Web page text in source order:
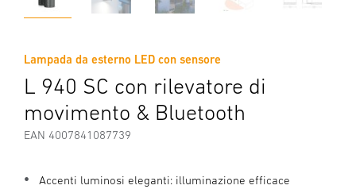
Lampada da esterno LED con sensore
L 940 SC con rilevatore di
movimento & Bluetooth
EAN 4007841087739
Accenti luminosi eleganti: illuminazione efficace